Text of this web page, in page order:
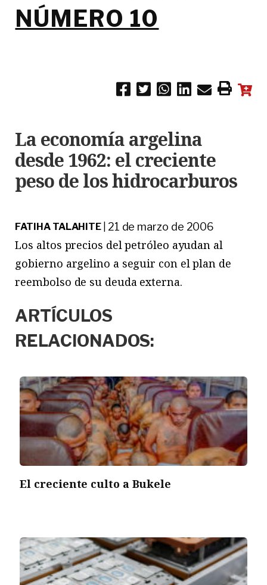
NÚMERO 10
La economía argelina
desde 1962: el creciente
peso de los hidrocarburos
FATIHA TALAHITE 21 de marzo de 2006
Los altos precios del petróleo ayudan al
gobierno argelino a seguir con el plan de
reembolso de su deuda externa.
ARTÍCULOS
RELACIONADOS:
El creciente culto a Bukele